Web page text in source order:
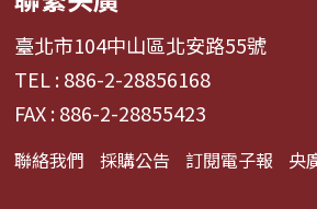
臺北市104中山區北安路55號
TEL : 886-2-28856168
FAX : 886-2-28855423
聯絡我們 採購公告 訂閱電子報 央